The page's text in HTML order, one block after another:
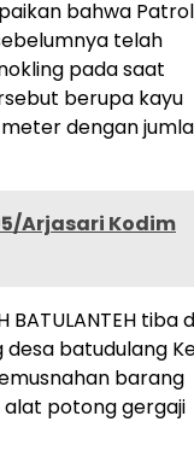
bahwa
telah
pada saat
berupa kayu
dengan
Arjasari Kodim
tiba
desa batudulang
barang
alat potong gergaji